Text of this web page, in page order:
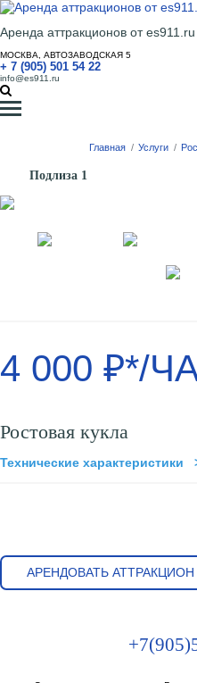
Аренда аттракционов от
МОСКВА, АВТОЗАВОДСКАЯ 5
+ 7 (905) 501 54 22
info@es911.ru
Главная / Услуги /
Подлиза 1
4 000 ₽*/
Ростовая кукла
Технические характеристики
АРЕНДОВАТЬ АТТРАКЦИОН